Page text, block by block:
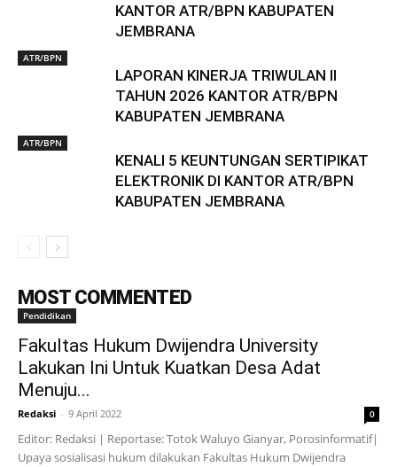
KANTOR ATR/BPN KABUPATEN
JEMBRANA
ATR/BPN
LAPORAN KINERJA TRIWULAN II
TAHUN 2026 KANTOR ATR/BPN
KABUPATEN JEMBRANA
ATR/BPN
KENALI 5 KEUNTUNGAN SERTIPIKAT
ELEKTRONIK DI KANTOR ATR/BPN
KABUPATEN JEMBRANA
MOST COMMENTED
Pendidikan
Fakultas Hukum Dwijendra University
Lakukan Ini Untuk Kuatkan Desa Adat
Menuju...
Redaksi - 9 April 2022 0
Editor: Redaksi | Reportase: Totok Waluyo Gianyar, Porosinformatif|
Upaya sosialisasi hukum dilakukan Fakultas Hukum Dwijendra